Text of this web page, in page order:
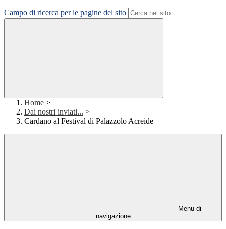
Campo di ricerca per le pagine del sito
Home >
Dai nostri inviati... >
Cardano al Festival di Palazzolo Acreide
Menu di
navigazione